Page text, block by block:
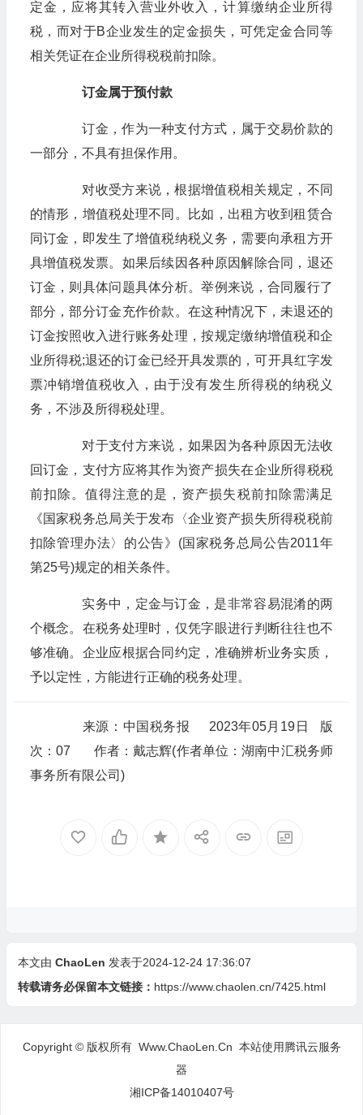
定金，应将其转入营业外收入，计算缴纳企业所得
税，而对于B企业发生的定金损失，可凭定金合同等
相关凭证在企业所得税税前扣除。
订金属于预付款
订金，作为一种支付方式，属于交易价款的
一部分，不具有担保作用。
对收受方来说，根据增值税相关规定，不同
的情形，增值税处理不同。比如，出租方收到租赁合
同订金，即发生了增值税纳税义务，需要向承租方开
具增值税发票。如果后续因各种原因解除合同，退还
订金，则具体问题具体分析。举例来说，合同履行了
部分，部分订金充作价款。在这种情况下，未退还的
订金按照收入进行账务处理，按规定缴纳增值税和企
业所得税;退还的订金已经开具发票的，可开具红字发
票冲销增值税收入，由于没有发生所得税的纳税义
务，不涉及所得税处理。
对于支付方来说，如果因为各种原因无法收
回订金，支付方应将其作为资产损失在企业所得税税
前扣除。值得注意的是，资产损失税前扣除需满足
《国家税务总局关于发布〈企业资产损失所得税税前
扣除管理办法〉的公告》(国家税务总局公告2011年
第25号)规定的相关条件。
实务中，定金与订金，是非常容易混淆的两
个概念。在税务处理时，仅凭字眼进行判断往往也不
够准确。企业应根据合同约定，准确辨析业务实质，
予以定性，方能进行正确的税务处理。
来源：中国税务报 2023年05月19日 版
次：07 作者：戴志辉(作者单位：湖南中汇税务师
事务所有限公司)
本文由 ChaoLen 发表于2024-12-24 17:36:07
转载请务必保留本文链接： https://www.chaolen.cn/7425.html
Copyright © 版权所有 Www.ChaoLen.Cn 本站使用腾讯云服务
器
湘ICP备14010407号